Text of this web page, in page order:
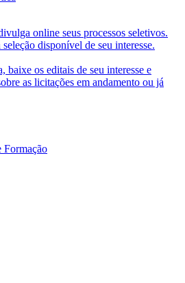
online seus processos seletivos.
disponível de seu interesse.
baixe os editais de seu interesse e
as licitações em andamento ou já
Formação